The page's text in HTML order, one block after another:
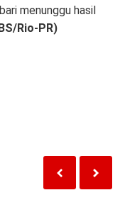
menunggu hasil
Rio-PR)